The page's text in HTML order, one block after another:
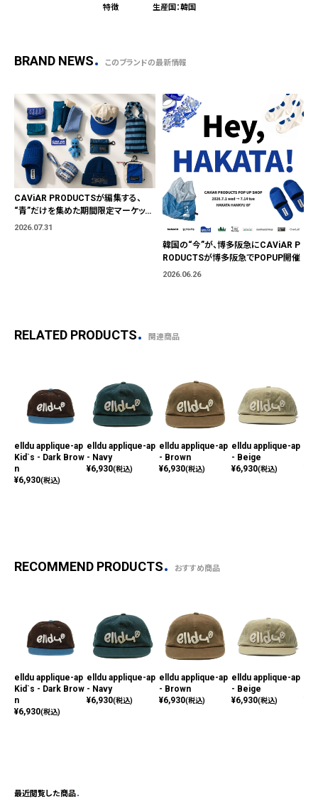
生産国：韓国
BRAND NEWS このブランドの最新情報
CAViAR PRODUCTSが編集する、
“青”だけを集めた期間限定マーケット
「BLUE MARKET」が横浜に。ブランド
2026.07.31
韓国の“今”が、博多阪急にCAViAR P
RODUCTSが博多阪急でPOPUP開催
2026.06.26
RELATED PRODUCTS 関連商品
elldu applique-ap
Kid`s - Dark Brow
n
¥6,930(税込)
elldu applique-ap
- Navy
¥6,930(税込)
elldu applique-ap
- Brown
¥6,930(税込)
elldu applique-ap
- Beige
¥6,930(税込)
RECOMMEND PRODUCTS おすすめ商品
elldu applique-ap
Kid`s - Dark Brow
n
¥6,930(税込)
elldu applique-ap
- Navy
¥6,930(税込)
elldu applique-ap
- Brown
¥6,930(税込)
elldu applique-ap
- Beige
¥6,930(税込)
最近閲覧した商品